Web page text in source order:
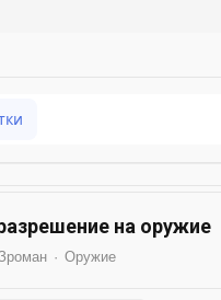
на оружие
Оружие